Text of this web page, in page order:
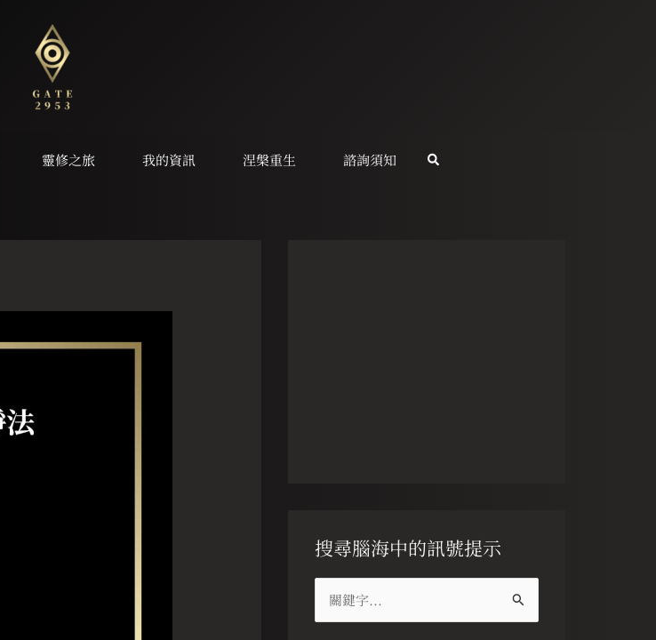
靈修之旅 我的資訊 涅槃重生 諮詢須知
搜尋腦海中的訊號提示